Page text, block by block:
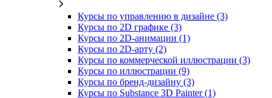
Курсы по управлению в дизайне (3)
Курсы по 2D графике (3)
Курсы по 2D‑анимации (1)
Курсы по 2D‑арту (2)
Курсы по коммерческой иллюстрации (3)
Курсы по иллюстрации (9)
Курсы по бренд‑дизайну (3)
Курсы по Substance 3D Painter (1)